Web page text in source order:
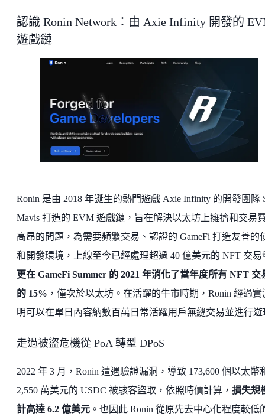
認識 Ronin Network：由 Axie Infinity 開發的
遊戲鏈
Ronin 是由 2018 年誕生的熱門遊戲 Axie Infinity 的開發團隊
Mavis 打造的 EVM 遊戲鏈，旨在解決以太坊上擁擠和交易
高昂的問題，為需要頻繁交易、認證的 GameFi 打造友善的
和開發環境，上線至今已經處理超過 40 億美元的 NFT 交易
更在 GameFi Summer 的 2021 年消化了當年度所有 NFT 交
的 15% ，僅次於以太坊。在活躍的牛市時期，Ronin 經過實
明可以在單日內容納數百萬日常活躍用戶無縫交易並進行遊
走過被盜危機從 PoA 轉型 DPoS
2022 年 3 月，Ronin 遭遇驗證漏洞，導致 173,600 個以太幣
2,550 萬美元的 USDC 被駭客盜取，依照時價計算， 損失規
計高達 6.2 億美元 。也因此 Ronin 從原先去中心化程度較低